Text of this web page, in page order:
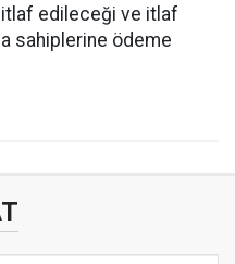
itlaf edileceği ve itlaf
sahiplerine ödeme